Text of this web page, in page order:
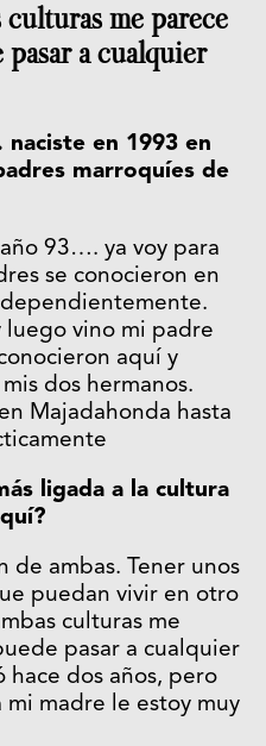
me parece
a cualquier
en 1993 en
marroquíes de
93…. ya voy para
se conocieron en
luego vino mi padre
aquí y
dos hermanos.
Majadahonda hasta
ligada a la cultura
de ambas. Tener unos
puedan vivir en otro
culturas me
pasar a cualquier
hace dos años, pero
madre le estoy muy